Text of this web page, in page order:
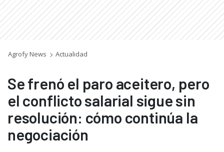
Agrofy News Actualidad
Se frenó el paro aceitero, pero
el conflicto salarial sigue sin
resolución: cómo continúa la
negociación